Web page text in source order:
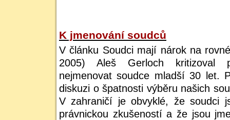
K jmenování soudců
V článku Soudci mají nárok na
2005) Aleš Gerloch kritizoval
nejmenovat soudce mladší 30 let.
diskuzi o špatnosti výběru našich
V zahraničí je obvyklé, že soudci
právnickou zkušeností a že jsou